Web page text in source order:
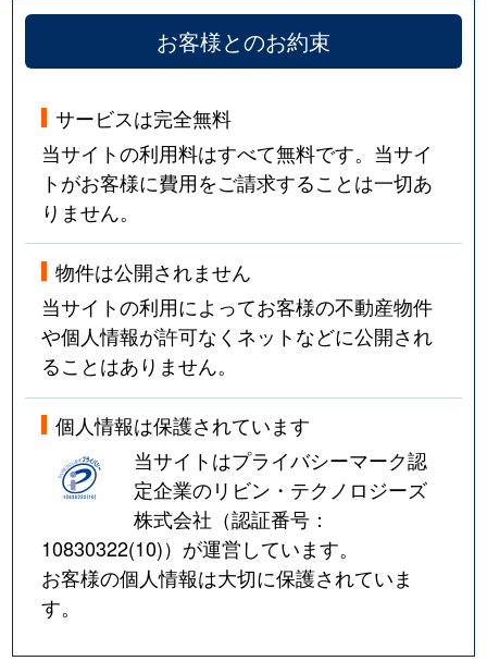
お客様とのお約束
サービスは完全無料
当サイトの利用料はすべて無料です。当サイ
トがお客様に費用をご請求することは一切あ
りません。
物件は公開されません
当サイトの利用によってお客様の不動産物件
や個人情報が許可なくネットなどに公開され
ることはありません。
個人情報は保護されています
当サイトはプライバシーマーク認
定企業のリビン・テクノロジーズ
株式会社（認証番号：
10830322(10)）が運営しています。
お客様の個人情報は大切に保護されていま
す。